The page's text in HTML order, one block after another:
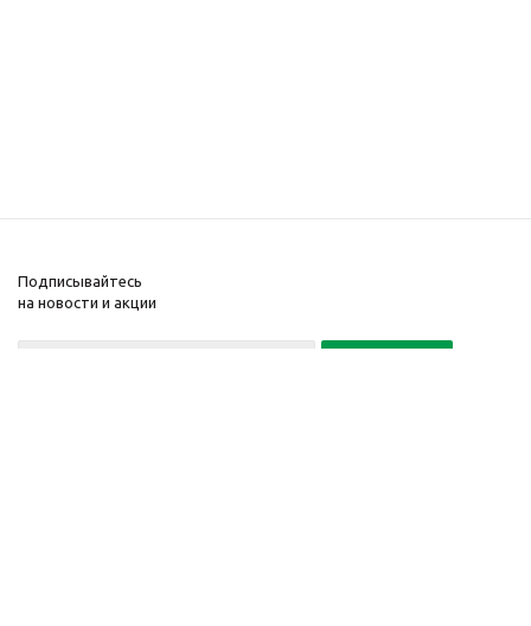
Подписывайтесь
на новости и акции